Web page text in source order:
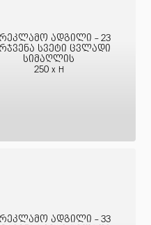
ადგილი - 23
სვეტი ცვლადი
სიმაღლის
250 x H
ადგილი - 33